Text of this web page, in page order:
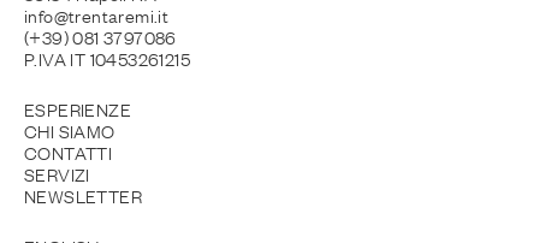
info@trentaremi.it
(+39) 081 3797086
P.IVA IT 10453261215
ESPERIENZE
CHI SIAMO
CONTATTI
SERVIZI
NEWSLETTER